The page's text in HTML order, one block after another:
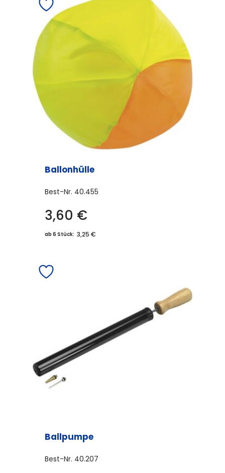
Ballonhülle
Best-Nr. 40.455
3,60 €
ab 6 Stück: 3,25 €
Ballpumpe
Best-Nr. 40.207